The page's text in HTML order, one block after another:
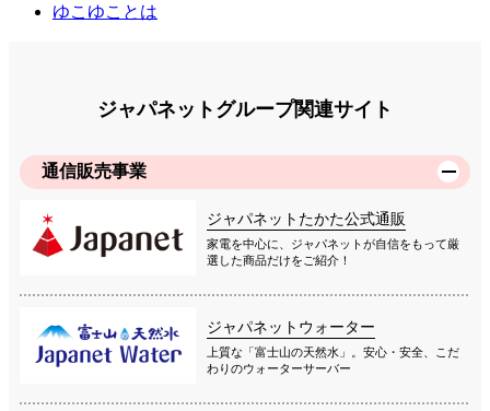
ゆこゆことは
ジャパネットグループ関連サイト
通信販売事業
ジャパネットたかた公式通販
家電を中心に、ジャパネットが自信をもって厳
選した商品だけをご紹介！
ジャパネットウォーター
上質な「富士山の天然水」。安心・安全、こだ
わりのウォーターサーバー